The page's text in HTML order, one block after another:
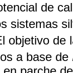
de
sistemas
objetivo de
a base de